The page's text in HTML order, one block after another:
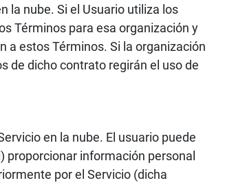
la nube. Si el Usuario utiliza los
Términos para esa organización y
a estos Términos. Si la organización
de dicho contrato regirán el uso de
en la nube. El usuario puede
proporcionar información personal
por el Servicio (dicha